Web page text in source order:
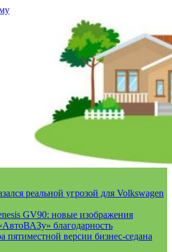
реальной угрозой для Volkswagen
GV90: новые изображения
благодарность
пятиместной версии бизнес-седана